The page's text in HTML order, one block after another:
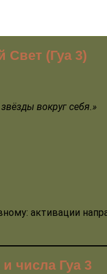
Свет (Гуа 3)
вокруг себя.»
активации
числа Гуа 3